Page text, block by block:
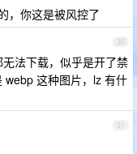
，你这是被风控了
30
法下载，似乎是开了禁
webp 这种图片，lz 有什
31